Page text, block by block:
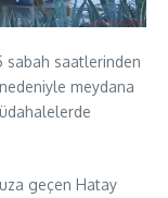
sabah saatlerinden
meydana
geçen Hatay